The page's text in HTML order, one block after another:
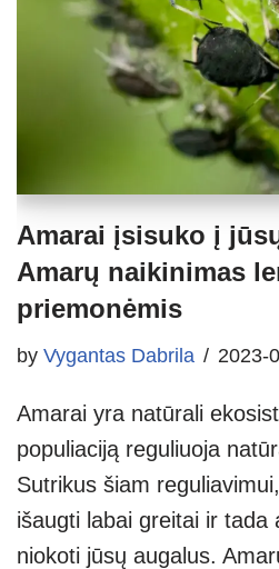
Amarai įsisuko į
Amarų naikinimas
priemonėmis
by Vygantas Dabrila 2023-
Amarai yra natūrali
populiaciją reguliuoja
Sutrikus šiam
išaugti labai greitai ir tada
niokoti jūsų augalus.